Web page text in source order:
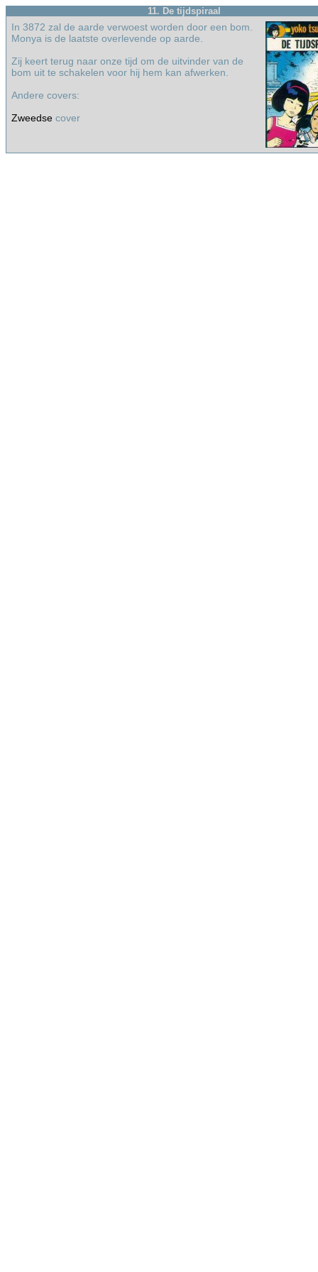
11. De tijdspiraal
In 3872 zal de aarde verwoest worden door een bom.
Monya is de laatste overlevende op aarde.
Zij keert terug naar onze tijd om de uitvinder van de
bom uit te schakelen voor hij hem kan afwerken.
Andere covers:
Zweedse cover